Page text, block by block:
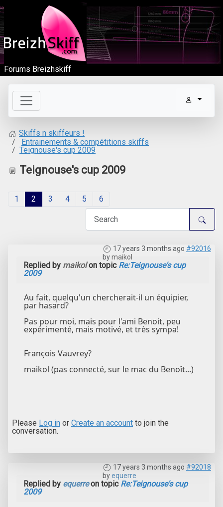
Forums Breizhskiff
Skiffs n skiffeurs !
Entrainements & compétitions skiffs
Teignouse's cup 2009
Teignouse's cup 2009
1 2 3 4 5 6
17 years 3 months ago #92016
bymaikol
Replied by maikolon topic Re:Teignouse's cup
2009
Au fait, quelqu'un chercherait-il un équipier,
par hasard?
Pas pour moi, mais pour l'ami Benoit, peu
expérimenté, mais motivé, et très sympa!
François Vauvrey?
maikol (pas connecté, sur le mac du Benoît...)
Please Log in or Create an account to join the
conversation.
17 years 3 months ago #92018
byequerre
Replied by equerreon topic Re:Teignouse's cup
2009